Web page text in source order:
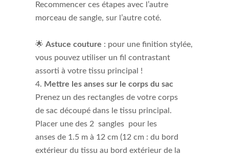
Recommencer ces étapes avec l’autre
morceau de sangle, sur l’autre coté.
🌟 Astuce couture : pour une finition stylée,
vous pouvez utiliser un fil contrastant
assorti à votre tissu principal !
Mettre les anses sur le corps du sac
Prenez un des rectangles de votre corps
de sac découpé dans le tissu principal.
Placer une des 2 sangles pour les
anses de 1.5 m à 12 cm (12 cm : du bord
extérieur du tissu au bord extérieur de la